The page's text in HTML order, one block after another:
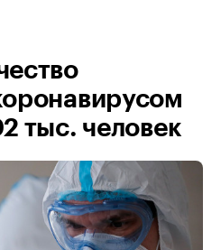
тыс. человек